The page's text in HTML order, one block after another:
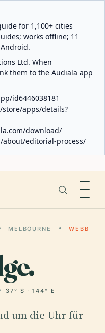
for 1,100+ cities
works offline; 11
Ltd. When
them to the Audiala app
id6446038181
store/apps/details?
download/
about/editorial-process/
MELBOURNE
WEBB
37° S · 144° E
um die Uhr für